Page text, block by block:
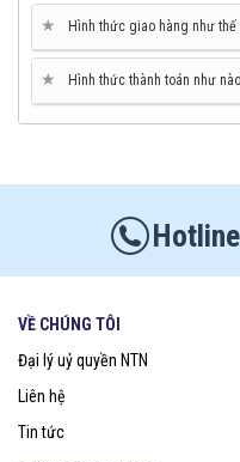
★ Hình thức giao hàng như thế
★ Hình thức thành toán như
VỀ CHÚNG TÔI
Đại lý uỷ quyền NTN
Liên hệ
Tin tức